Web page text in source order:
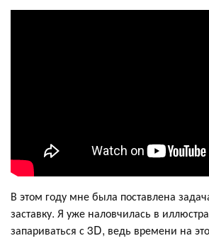
В этом году мне была поставлена
заставку. Я уже наловчилась в
запариваться с 3D, ведь времени на